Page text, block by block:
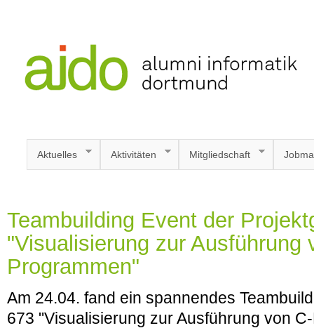
Aktuelles Aktivitäten Mitgliedschaft
Teambuilding Event der
"Visualisierung zur Ausführung
Programmen"
Am 24.04. fand ein spannendes
673 "Visualisierung zur Ausführung von